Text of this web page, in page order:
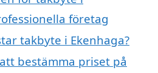
företag
takbyte i Ekenhaga?
bestämma priset på